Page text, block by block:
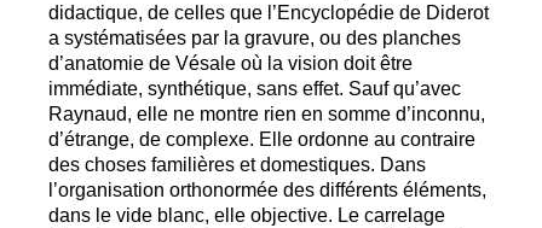
didactique, de celles que l’Encyclopédie de Diderot
a systématisées par la gravure, ou des planches
d’anatomie de Vésale où la vision doit être
immédiate, synthétique, sans effet. Sauf qu’avec
Raynaud, elle ne montre rien en somme d’inconnu,
d’étrange, de complexe. Elle ordonne au contraire
des choses familières et domestiques. Dans
l’organisation orthonormée des différents éléments,
dans le vide blanc, elle objective. Le carrelage